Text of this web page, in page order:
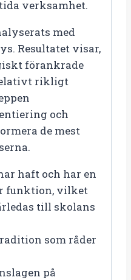
verksamhet.
med
Resultatet visar,
förankrade
rikligt
och
de mest
haft och har en
funktion, vilket
till skolans
som råder
på